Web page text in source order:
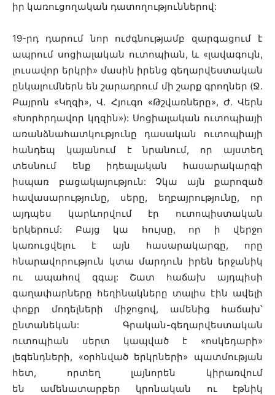
իր կառուցողական դատողություններով:
19-րդ դարում նոր ուժգնությամբ զարգացում է
ապրում սոցիալական ուտոպիան, և «լավագույն,
լուսավոր երկրի» մասին իրենց գեղարվեստական
ընկալումներն են շարադրում մի շարք գրողներ (Ջ.
Բայրոն «Կղզի», Վ. Հյուգո «Թշվառները», Ժ. Վերն
«Խորհրդավոր կղզին»): Սոցիալական ուտոպիայի
առանձնահատկությունը դասական ուտոպիայի
հանդեպ կայանում է նրանում, որ այստեղ
տեսնում ենք իդեալական հասարակարգի
իսպառ բացակայություն: Չկա այն քարոզած
հավասարությունը, սերը, եղբայրությունը, որ
այդպես կարևորվում էր ուտոպիստական
երկերում: Բայց կա հույսը, որ ի վերջո
կառուցվելու է այն հասարակարգը, որը
հնարավորություն կտա մարդուն իրեն երջանիկ
ու ապահով զգալ: Շատ հաճախ այդպիսի
գաղափարները հեղինակները տալիս էին ավելի
փոքր մոդելների միջոցով, ամենից հաճախ՝
ընտանեկան: Գրական-գեղարվեստական
ուտոպիան սերտ կապված է «ոսկեդարի»
լեգենդների, «օրհնված երկրների» պատմության
հետ, որտեղ լայնորեն կիրառվում
են ամենատարբեր կրոնական ու էթնիկ